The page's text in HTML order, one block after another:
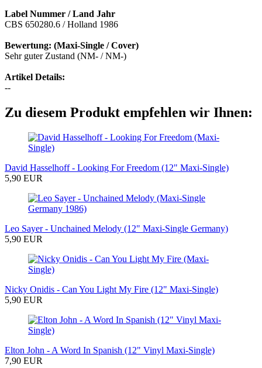
Label Nummer / Land Jahr
CBS 650280.6 / Holland 1986
Bewertung: (Maxi-Single / Cover)
Sehr guter Zustand (NM- / NM-)
Artikel Details:
--
Zu diesem Produkt empfehlen wir Ihnen:
David Hasselhoff - Looking For Freedom (12" Maxi-Single)
5,90 EUR
Leo Sayer - Unchained Melody (12" Maxi-Single Germany)
5,90 EUR
Nicky Onidis - Can You Light My Fire (12" Maxi-Single)
5,90 EUR
Elton John - A Word In Spanish (12" Vinyl Maxi-Single)
7,90 EUR